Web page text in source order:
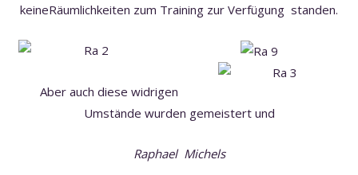
keineRäumlichkeiten zum Training zur Verfügung standen.
Aber auch diese widrigen
Umstände wurden gemeistert und
Raphael Michels